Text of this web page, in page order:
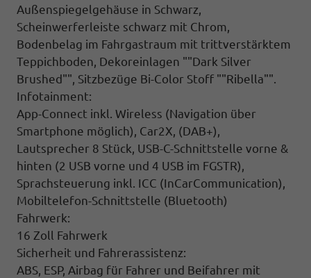
Außenspiegelgehäuse in Schwarz,
Scheinwerferleiste schwarz mit Chrom,
Bodenbelag im Fahrgastraum mit trittverstärktem
Teppichboden, Dekoreinlagen ""Dark Silver
Brushed"", Sitzbezüge Bi-Color Stoff ""Ribella"".
Infotainment:
App-Connect inkl. Wireless (Navigation über
Smartphone möglich), Car2X, (DAB+),
Lautsprecher 8 Stück, USB-C-Schnittstelle vorne &
hinten (2 USB vorne und 4 USB im FGSTR),
Sprachsteuerung inkl. ICC (InCarCommunication),
Mobiltelefon-Schnittstelle (Bluetooth)
Fahrwerk:
16 Zoll Fahrwerk
Sicherheit und Fahrerassistenz:
ABS, ESP, Airbag für Fahrer und Beifahrer mit